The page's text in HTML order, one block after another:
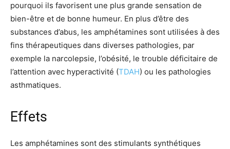
pourquoi ils favorisent une plus grande sensation de
bien-être et de bonne humeur. En plus d’être des
substances d’abus, les amphétamines sont utilisées à des
fins thérapeutiques dans diverses pathologies, par
exemple la narcolepsie, l’obésité, le trouble déficitaire de
l’attention avec hyperactivité (TDAH) ou les pathologies
asthmatiques.
Effets
Les amphétamines sont des stimulants synthétiques